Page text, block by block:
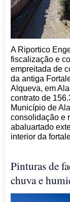
A Riportico
fiscalização e
empreitada de
da antiga
Alqueva, em
contrato de
Município de
consolidação e
abaluartado
interior da
Pinturas de
chuva e